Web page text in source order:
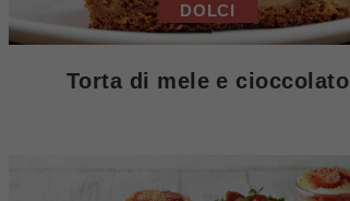
DOLCI
Torta di mele e cioccolato